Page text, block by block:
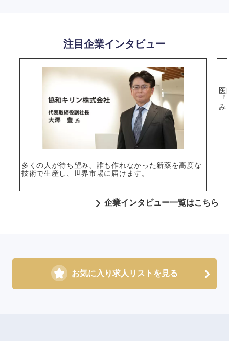
注目企業インタビュー
多くの人が待ち望み、誰も作れなかった新薬を高度な
技術で生産し、世界市場に届けます。
医
み
企業インタビュー一覧はこちら
お気に入り求人リストを見る